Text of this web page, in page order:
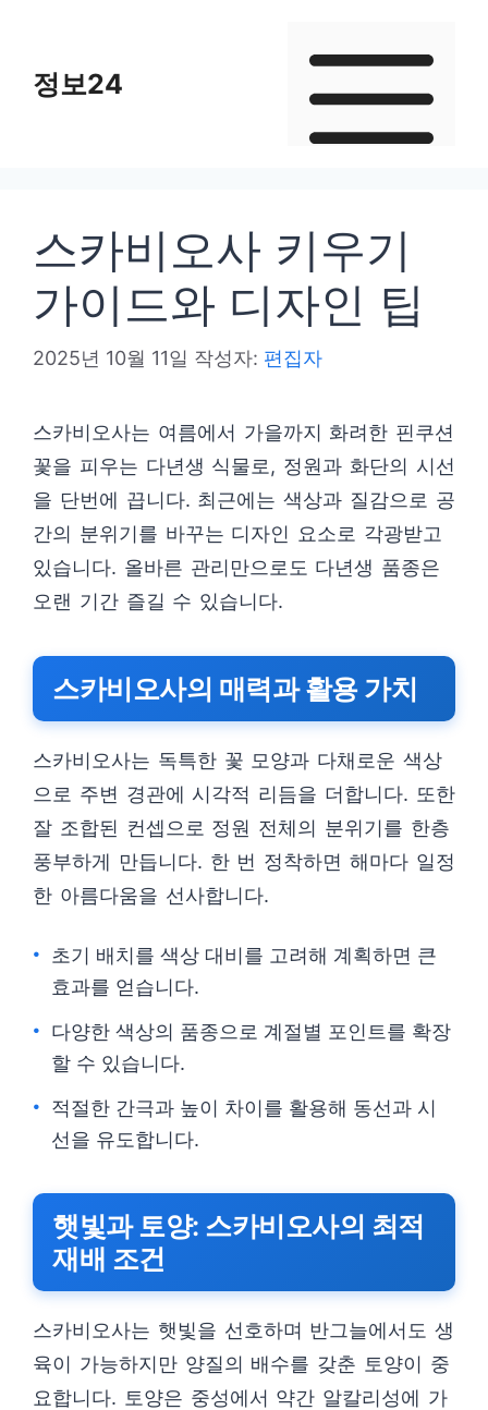
정보24
스카비오사 키우기
가이드와 디자인 팁
2025년 10월 11일 작성자: 편집자
스카비오사는 여름에서 가을까지 화려한 핀쿠션
꽃을 피우는 다년생 식물로, 정원과 화단의 시선
을 단번에 끕니다. 최근에는 색상과 질감으로 공
간의 분위기를 바꾸는 디자인 요소로 각광받고
있습니다. 올바른 관리만으로도 다년생 품종은
오랜 기간 즐길 수 있습니다.
스카비오사의 매력과 활용 가치
스카비오사는 독특한 꽃 모양과 다채로운 색상
으로 주변 경관에 시각적 리듬을 더합니다. 또한
잘 조합된 컨셉으로 정원 전체의 분위기를 한층
풍부하게 만듭니다. 한 번 정착하면 해마다 일정
한 아름다움을 선사합니다.
초기 배치를 색상 대비를 고려해 계획하면 큰
효과를 얻습니다.
다양한 색상의 품종으로 계절별 포인트를 확장
할 수 있습니다.
적절한 간극과 높이 차이를 활용해 동선과 시
선을 유도합니다.
햇빛과 토양: 스카비오사의 최적
재배 조건
스카비오사는 햇빛을 선호하며 반그늘에서도 생
육이 가능하지만 양질의 배수를 갖춘 토양이 중
요합니다. 토양은 중성에서 약간 알칼리성에 가